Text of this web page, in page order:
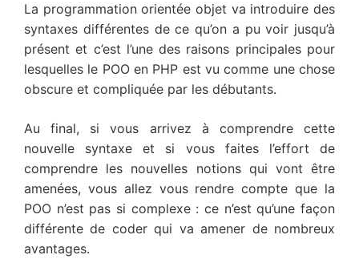
La programmation orientée objet va introduire des
syntaxes différentes de ce qu’on a pu voir jusqu’à
présent et c’est l’une des raisons principales pour
lesquelles le POO en PHP est vu comme une chose
obscure et compliquée par les débutants.
Au final, si vous arrivez à comprendre cette
nouvelle syntaxe et si vous faites l’effort de
comprendre les nouvelles notions qui vont être
amenées, vous allez vous rendre compte que la
POO n’est pas si complexe : ce n’est qu’une façon
différente de coder qui va amener de nombreux
avantages.